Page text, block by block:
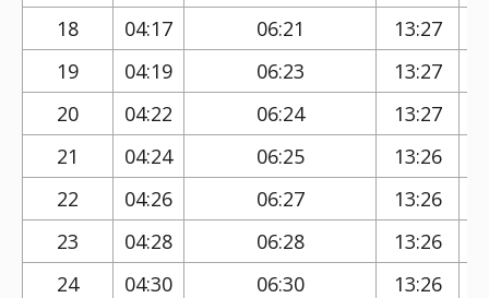
18 04:17 06:21 13:27
19
04:19 06:23 13:27
20
04:22 06:24 13:27
21
04:24 06:25 13:26
22
04:26 06:27 13:26
23
04:28 06:28 13:26
24
04:30 06:30 13:26